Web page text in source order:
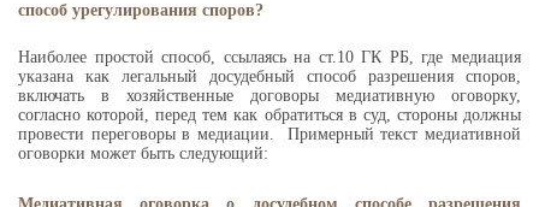
способ урегулирования споров?
Наиболее простой способ, ссылаясь на ст.10 ГК РБ, где медиация
указана как легальный досудебный способ разрешения споров,
включать в хозяйственные договоры медиативную оговорку,
согласно которой, перед тем как обратиться в суд, стороны должны
провести переговоры в медиации. Примерный текст медиативной
оговорки может быть следующий: